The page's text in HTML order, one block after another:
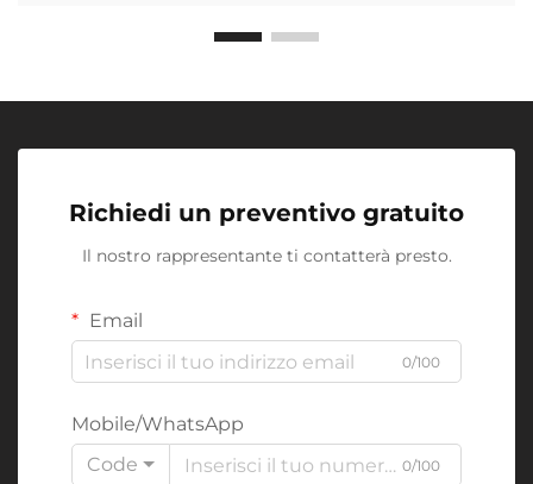
Richiedi un preventivo gratuito
Il nostro rappresentante ti contatterà presto.
Email
0/100
Mobile/WhatsApp
Code
0/100